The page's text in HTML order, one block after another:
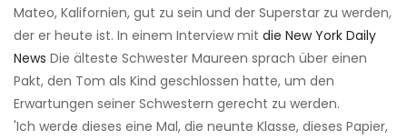
Mateo, Kalifornien, gut zu sein und der Superstar zu werden,
der er heute ist. In einem Interview mit die New York Daily
News Die älteste Schwester Maureen sprach über einen
Pakt, den Tom als Kind geschlossen hatte, um den
Erwartungen seiner Schwestern gerecht zu werden.
'Ich werde dieses eine Mal, die neunte Klasse, dieses Papier,